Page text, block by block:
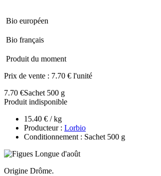
Bio européen
Bio français
Produit du moment
Prix de vente : 7.70 € l'unité
7.70 €Sachet 500 g
Produit indisponible
15.40 € / kg
Producteur : Lorbio
Conditionnement : Sachet 500 g
Origine Drôme.